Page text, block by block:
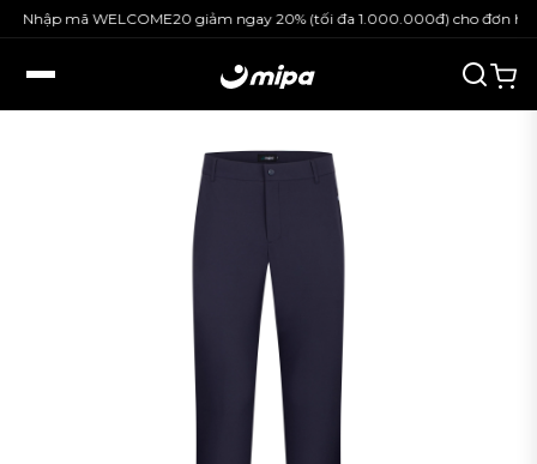
Nhập mã WELCOME20 giảm ngay 20% (tối đa 1.000.000đ) cho đơn